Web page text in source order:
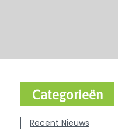
Categorieën
Recent Nieuws